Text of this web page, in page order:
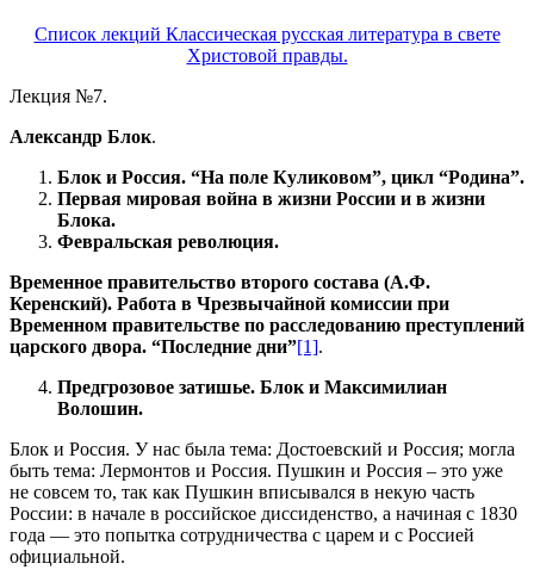
Список лекций Классическая русская литература в свете
Христовой правды.
Лекция №7.
Александр Блок.
Блок и Россия. “На поле Куликовом”, цикл “Родина”.
Первая мировая война в жизни России и в жизни
Блока.
Февральская революция.
Временное правительство второго состава (А.Ф.
Керенский). Работа в Чрезвычайной комиссии при
Временном правительстве по расследованию преступлений
царского двора. “Последние дни”[1].
Предгрозовое затишье. Блок и Максимилиан
Волошин.
Блок и Россия. У нас была тема: Достоевский и Россия; могла
быть тема: Лермонтов и Россия. Пушкин и Россия – это уже
не совсем то, так как Пушкин вписывался в некую часть
России: в начале в российское диссиденство, а начиная с 1830
года — это попытка сотрудничества с царем и с Россией
официальной.